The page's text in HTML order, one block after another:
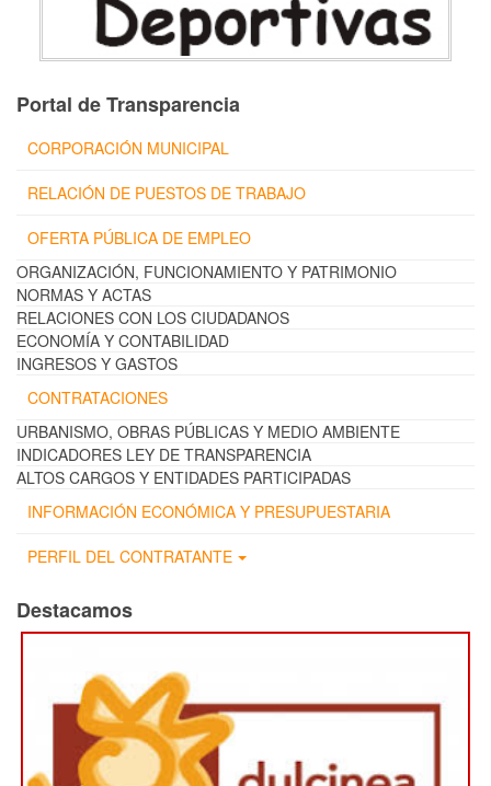
Portal de Transparencia
CORPORACIÓN MUNICIPAL
RELACIÓN DE PUESTOS DE TRABAJO
OFERTA PÚBLICA DE EMPLEO
ORGANIZACIÓN, FUNCIONAMIENTO Y PATRIMONIO
NORMAS Y ACTAS
RELACIONES CON LOS CIUDADANOS
ECONOMÍA Y CONTABILIDAD
INGRESOS Y GASTOS
CONTRATACIONES
URBANISMO, OBRAS PÚBLICAS Y MEDIO AMBIENTE
INDICADORES LEY DE TRANSPARENCIA
ALTOS CARGOS Y ENTIDADES PARTICIPADAS
INFORMACIÓN ECONÓMICA Y PRESUPUESTARIA
PERFIL DEL CONTRATANTE
Destacamos